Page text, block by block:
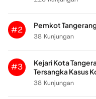
#2
Pemkot
38 Kunjungan
#3
Kejari Kota
Tersangka Kasus
38 Kunjungan